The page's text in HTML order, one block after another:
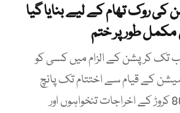
روک تھام کے لیے بنایا گیا
طور پر ختم
تک کرپشن کے الزام میں کسی کو
کے قیام سے اختتام تک پانچ
سالوں میں اب تک 80 کروڑ کے اخراجات تنخواہوں اور